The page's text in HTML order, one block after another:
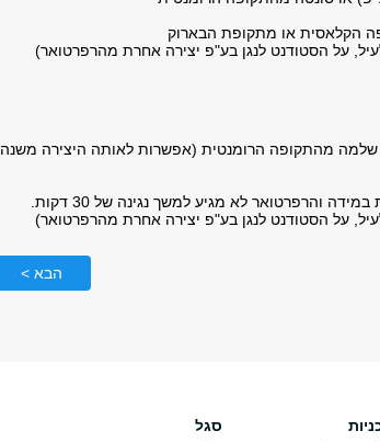
שלמה מהתקופה הרומנטית (אפשרות לאותה היצירה משנה
הבא >
סגל